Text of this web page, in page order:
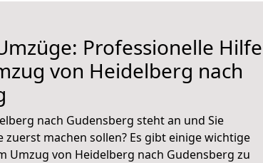
Professionelle Hilfe
von Heidelberg nach
nach Gudensberg steht an und Sie
zuerst machen sollen? Es gibt einige wichtige
Umzug von Heidelberg nach Gudensberg zu